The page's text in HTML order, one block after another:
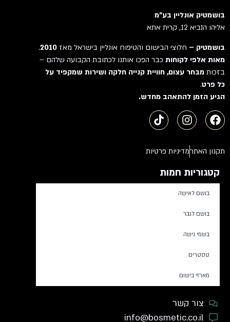
בושמטיק אונליין בע"מ
אליהו הנביא 12, קרית אתא
בושמטיק –חלוצי הבישום והטיפוח אונליין בישראל מאז2010
.
מאות אלפי לקוחותכבר הפכו אותנו לכתובת הקבועה שלהם –
בזכותמבחר עצום, חוויית קנייה חלקה ושירות שמקפיד על
כל פרט.
הגיע הזמן להתאהב מחדש.
תקנון האתרמדיניות פרטיות
קטגוריות חמות
בושם לאישה
בושם לגבר
בשמי נישה
טסטרים
מארזי בישום
צור קשר
info@bosmetic.co.il